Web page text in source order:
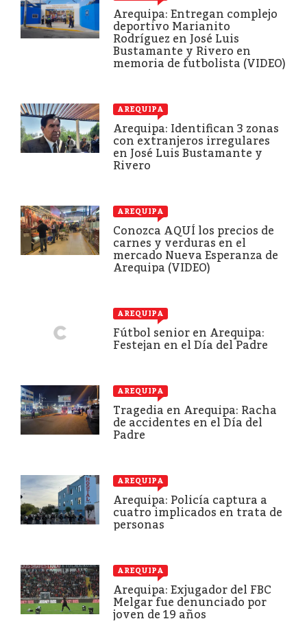
Arequipa: Entregan complejo
deportivo Marianito
Rodríguez en José Luis
Bustamante y Rivero en
memoria de futbolista (VIDEO)
AREQUIPA
Arequipa: Identifican 3 zonas
con extranjeros irregulares
en José Luis Bustamante y
Rivero
AREQUIPA
Conozca AQUÍ los precios de
carnes y verduras en el
mercado Nueva Esperanza de
Arequipa (VIDEO)
AREQUIPA
Fútbol senior en Arequipa:
Festejan en el Día del Padre
AREQUIPA
Tragedia en Arequipa: Racha
de accidentes en el Día del
Padre
AREQUIPA
Arequipa: Policía captura a
cuatro implicados en trata de
personas
AREQUIPA
Arequipa: Exjugador del FBC
Melgar fue denunciado por
joven de 19 años